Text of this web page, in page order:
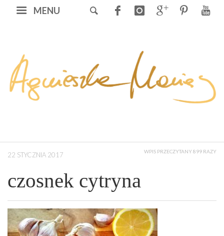
MENU
22 STYCZNIA 2017 WPIS PRZECZYTANY 899 RAZY
czosnek cytryna